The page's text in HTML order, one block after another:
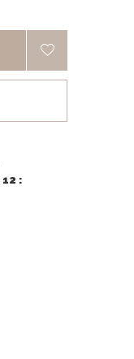
12 :